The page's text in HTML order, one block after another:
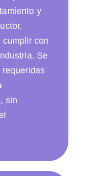
y
con
Se
sin